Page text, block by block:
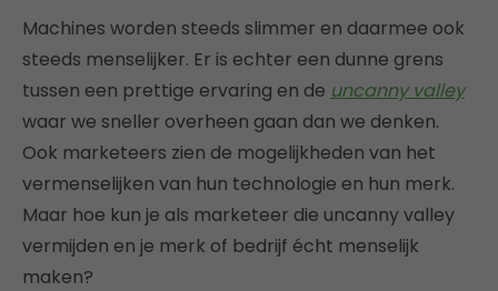
Machines worden steeds slimmer en daarmee ook
steeds menselijker. Er is echter een dunne grens
tussen een prettige ervaring en de uncanny valley
waar we sneller overheen gaan dan we denken.
Ook marketeers zien de mogelijkheden van het
vermenselijken van hun technologie en hun merk.
Maar hoe kun je als marketeer die uncanny valley
vermijden en je merk of bedrijf écht menselijk
maken?